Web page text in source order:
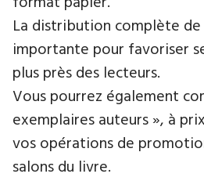
La distribution complète
importante pour favoriser
plus près des lecteurs.
Vous pourrez également
exemplaires auteurs », à
vos opérations de
salons du livre.